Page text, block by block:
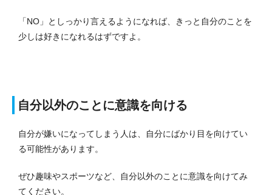
「NO」としっかり言えるようになれば、きっと自分のことを
少しは好きになれるはずですよ。
自分以外のことに意識を向ける
自分が嫌いになってしまう人は、自分にばかり目を向けてい
る可能性があります。
ぜひ趣味やスポーツなど、自分以外のことに意識を向けてみ
てください。